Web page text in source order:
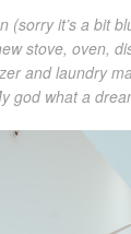
(sorry it’s a bit
stove, oven,
and laundry
god what a